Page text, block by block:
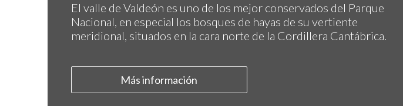
El valle de Valdeón es uno de los mejor conservados del Parque
Nacional, en especial los bosques de hayas de su vertiente
meridional, situados en la cara norte de la Cordillera Cantábrica.
Más información